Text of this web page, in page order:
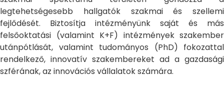
legtehetségesebb hallgatók szakmai és szellemi
fejlődését. Biztosítja intézményünk saját és más
felsőoktatási (valamint K+F) intézmények szakember
utánpótlását, valamint tudományos (PhD) fokozattal
rendelkező, innovatív szakembereket ad a gazdasági
szférának, az innovációs vállalatok számára.